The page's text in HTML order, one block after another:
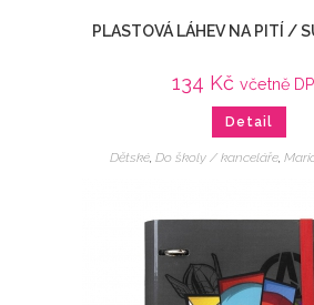
PLASTOVÁ LÁHEV NA PITÍ /
134 Kč včetně
Detail
Dětské, Do školy / kanceláře,